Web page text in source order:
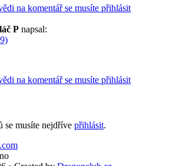
na komentář se musíte přihlásit
P napsal:
na komentář se musíte přihlásit
se musíte nejdříve přihlásit.